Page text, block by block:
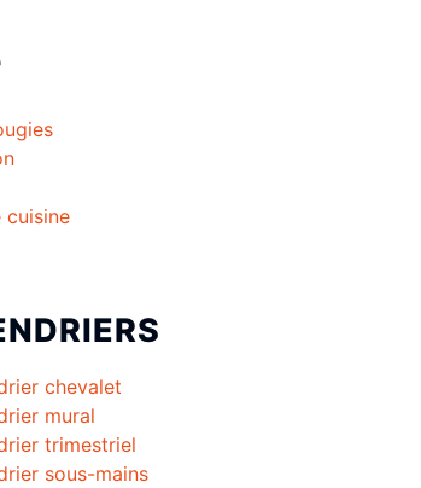
cuisine
chevalet
mural
trimestriel
sous-mains